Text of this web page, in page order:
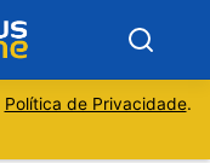
Política de Privacidade.